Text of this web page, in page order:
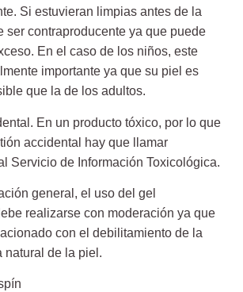
Si estuvieran limpias antes de la
ser contraproducente ya que puede
En el caso de los niños, este
importante ya que su piel es
que la de los adultos.
En un producto tóxico, por lo que
accidental hay que llamar
Servicio de Información Toxicológica.
general, el uso del gel
realizarse con moderación ya que
con el debilitamiento de la
natural de la piel.